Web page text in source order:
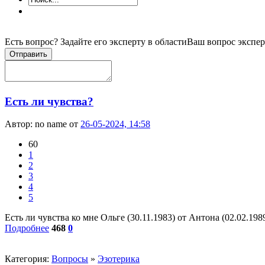
Есть вопрос? Задайте его эксперту в областиВаш вопрос
Отправить
Есть ли чувства?
Автор: no name от 26-05-2024, 14:58
60
1
2
3
4
5
Есть ли чувства ко мне Ольге (30.11.1983) от Антона
Подробнее 468 0
Категория: Вопросы » Эзотерика